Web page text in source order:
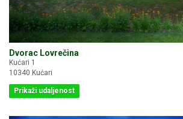
Dvorac Lovrečina
Kućari 1
10340 Kućari
Prikaži udaljenost